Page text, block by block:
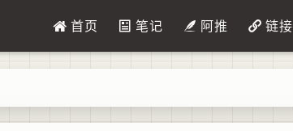
首页 笔记 阿推 链接